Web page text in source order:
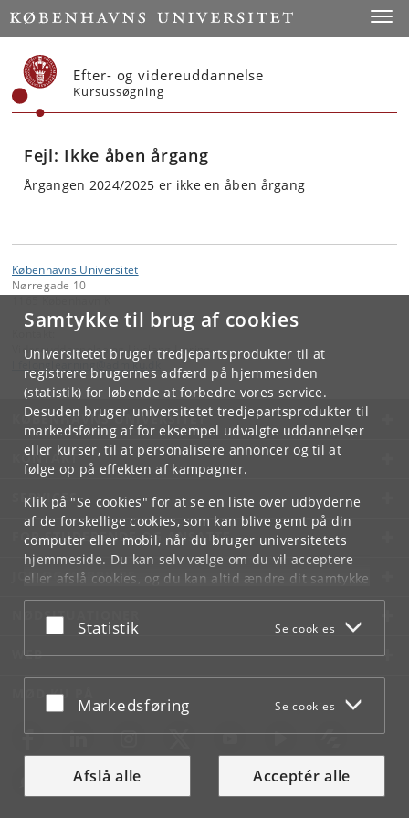
Samtykke til brug af cookies
Universitetet bruger tredjepartsprodukter til at
registrere brugernes adfærd på hjemmesiden
(statistik) for løbende at forbedre vores service.
Desuden bruger universitetet tredjepartsprodukter til
markedsføring af for eksempel udvalgte uddannelser
eller kurser, til at personalisere annoncer og til at
følge op på effekten af kampagner.
Klik på "Se cookies" for at se en liste over udbyderne
af de forskellige cookies, som kan blive gemt på din
computer eller mobil, når du bruger universitetets
hjemmeside. Du kan selv vælge om du vil acceptere
eller afslå cookies, og du kan altid ændre dit samtykke
underCookie- og privatlivspolitiksom du finder i
bunden af hver side.
Acceptér eller afslå
Statistik Se cookies
Acceptér eller afslå
Markedsføring Se cookies
Afslå alle Acceptér alle
Start
Efter- og videreuddannelse
Kursussøgning
Fejl: Ikke åben årgang
Årgangen 2024/2025 er ikke en åben årgang
Københavns Universitet
Nørregade 10
Videreuddannelse og Livslang Læring
.ku
KØBENHAVNS UNIVERSITET
KONTAKT
SERVICES
FOR STUDERENDE OG ANSATTE
JOB OG KARRIERE
NØDSITUATIONER
WEB
MØD KU PÅ